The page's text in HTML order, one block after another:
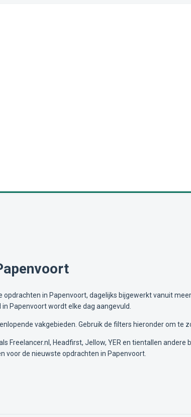
in Papenvoort, dagelijks bijgewerkt vanuit
Papenvoort wordt elke dag aangevuld.
vakgebieden. Gebruik de filters hieronder om te
Freelancer.nl, Headfirst, Jellow, YER en tientallen
voor de nieuwste opdrachten in Papenvoort.